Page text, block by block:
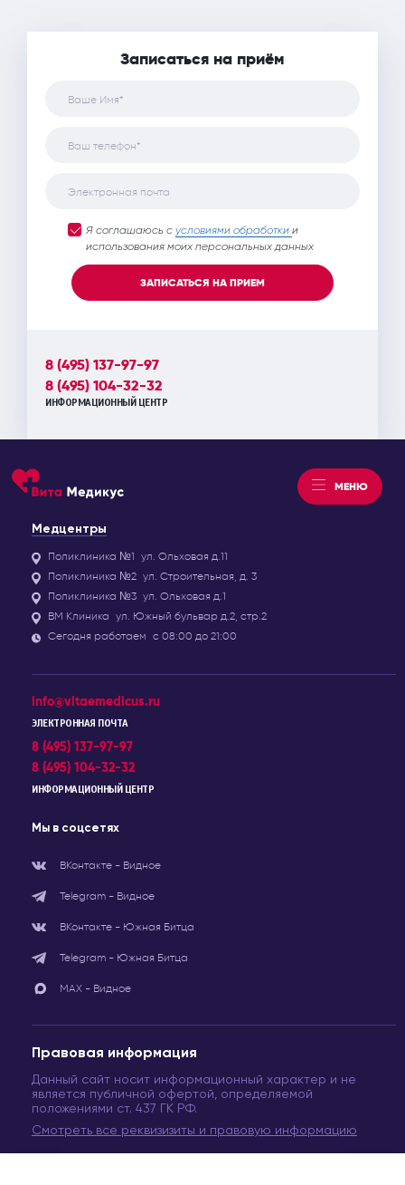
Записаться на приём
Ваше Имя*
Ваш телефон*
Электронная почта
Я соглашаюсь с условиями обработки и
использования моих персональных данных
ЗАПИСАТЬСЯ НА ПРИЕМ
8 (495) 137-97-97
8 (495) 104-32-32
ИНФОРМАЦИОННЫЙ ЦЕНТР
МЕНЮ
Медцентры
Поликлиника №1 ул. Ольховая д.11
Поликлиника №2 ул. Строительная, д. 3
Поликлиника №3 ул. Ольховая д.1
ВМ Клиника ул. Южный бульвар д.2, стр.2
Сегодня работаем с 08:00 до 21:00
info@vitaemedicus.ru
ЭЛЕКТРОННАЯ ПОЧТА
8 (495) 137-97-97
8 (495) 104-32-32
ИНФОРМАЦИОННЫЙ ЦЕНТР
Мы в соцсетях
ВКонтакте - Видное
Telegram - Видное
ВКонтакте - Южная Битца
Telegram - Южная Битца
МАХ - Видное
Правовая информация
Данный сайт носит информационный характер и не
является публичной офертой, определяемой
положениями ст. 437 ГК РФ.
Смотреть все реквизизиты и правовую информацию